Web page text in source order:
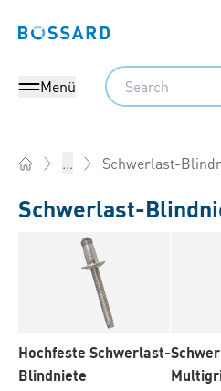
Bossard homepage
Menü
Search
... Schwerlast-
Schwerlast-
Hochfeste Schwerlast-
Blindniete